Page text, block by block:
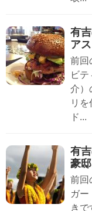
有
ア
前回
ビ
介）
リ
ド...
有
豪
前回
ガー
きで